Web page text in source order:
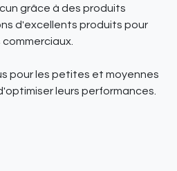
grâce à des produits
d'excellents produits pour
pour les petites et moyennes
leurs performances.